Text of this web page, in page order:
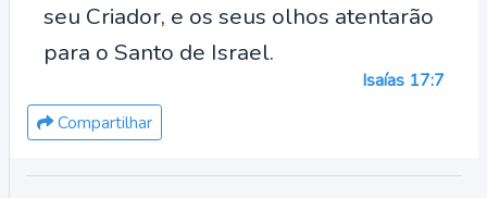
seu Criador, e os seus olhos atentarão
para o Santo de Israel.
Isaías 17:7
Compartilhar